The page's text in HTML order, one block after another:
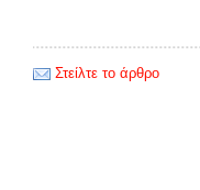
Στείλτε το άρθρο